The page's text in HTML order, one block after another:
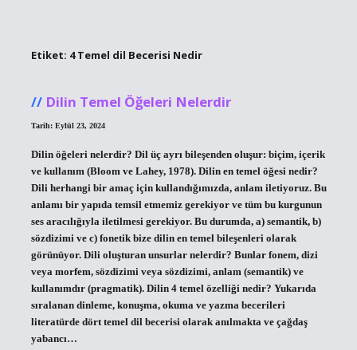
Etiket: 4 Temel dil Becerisi Nedir
Dilin Temel Öğeleri Nelerdir
Tarih: Eylül 23, 2024
Dilin öğeleri nelerdir? Dil üç ayrı bileşenden oluşur: biçim, içerik
ve kullanım (Bloom ve Lahey, 1978). Dilin en temel öğesi nedir?
Dili herhangi bir amaç için kullandığımızda, anlam iletiyoruz. Bu
anlamı bir yapıda temsil etmemiz gerekiyor ve tüm bu kurgunun
ses aracılığıyla iletilmesi gerekiyor. Bu durumda, a) semantik, b)
sözdizimi ve c) fonetik bize dilin en temel bileşenleri olarak
görünüyor. Dili oluşturan unsurlar nelerdir? Bunlar fonem, dizi
veya morfem, sözdizimi veya sözdizimi, anlam (semantik) ve
kullanımdır (pragmatik). Dilin 4 temel özelliği nedir? Yukarıda
sıralanan dinleme, konuşma, okuma ve yazma becerileri
literatürde dört temel dil becerisi olarak anılmakta ve çağdaş
yabancı…